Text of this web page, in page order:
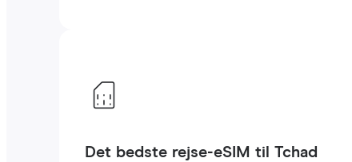
Det bedste rejse-eSIM til Tchad